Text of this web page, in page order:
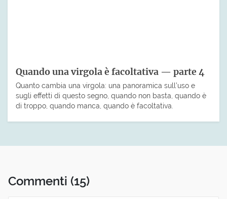
Quando una virgola è facoltativa — parte 4
Quanto cambia una virgola: una panoramica sull’uso e
sugli effetti di questo segno, quando non basta, quando è
di troppo, quando manca, quando è facoltativa.
Commenti (15)